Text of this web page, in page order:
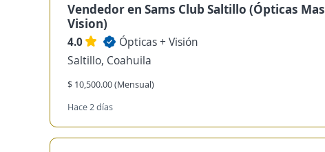
Vendedor en Sams Club Saltillo (Ópticas Mas
Vision)
4.0
Ópticas + Visión
Saltillo, Coahuila
$ 10,500.00 (Mensual)
Hace 2 días